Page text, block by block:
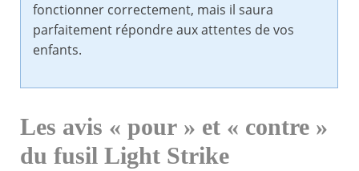
fonctionner correctement, mais il saura
parfaitement répondre aux attentes de vos
enfants.
Les avis « pour » et « contre »
du fusil Light Strike